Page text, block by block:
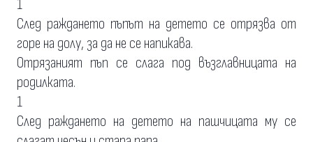
1
След раждането пъпът на детето се отрязва от
горе на долу, за да не се напикава.
Отрязаният пъп се слага под възглавницата на
родилката.
1
След раждането на детето на пашчицата му се